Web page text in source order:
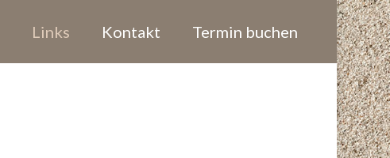
Links Kontakt Termin buchen